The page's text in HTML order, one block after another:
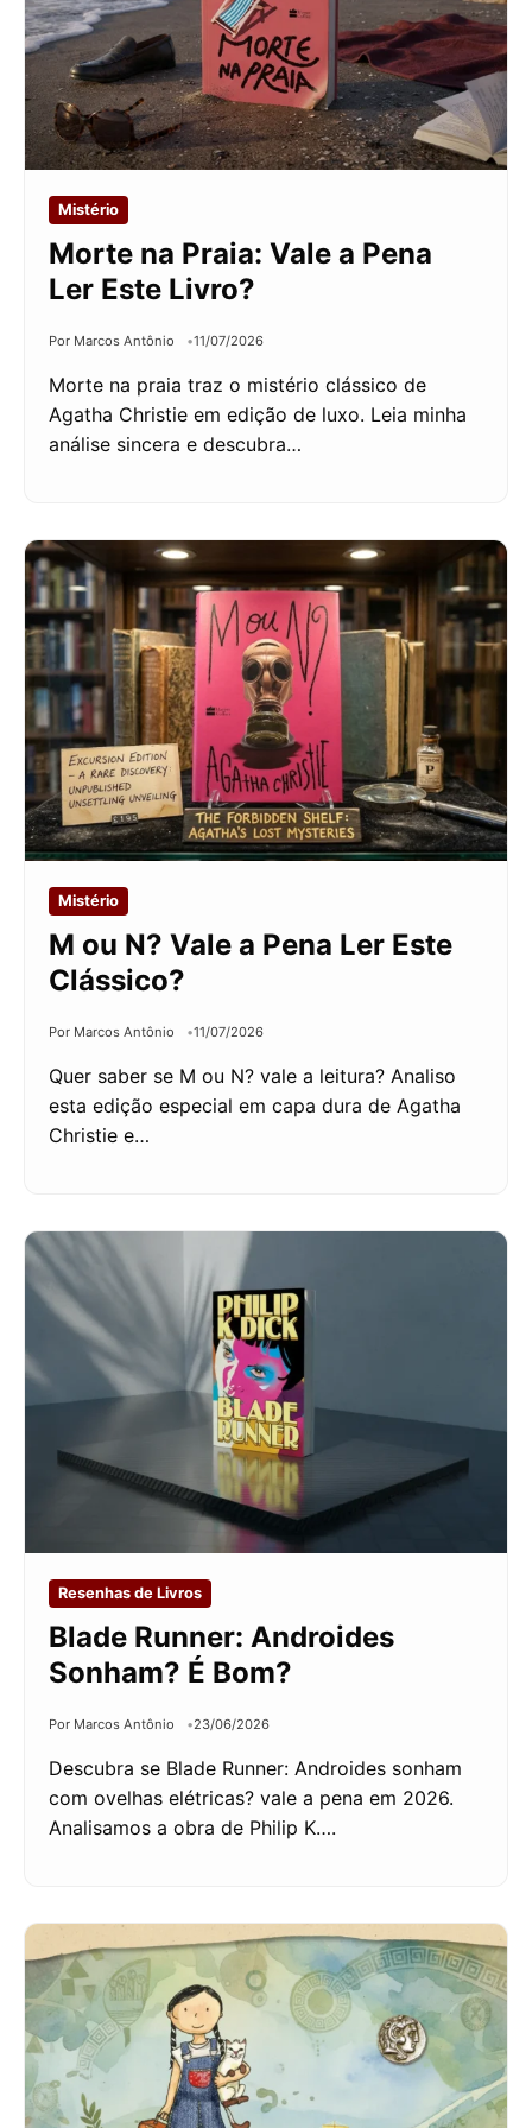
Mistério
Morte na Praia: Vale a Pena
Ler Este Livro?
Por Marcos Antônio 11/07/2026
Morte na praia traz o mistério clássico de
Agatha Christie em edição de luxo. Leia minha
análise sincera e descubra…
Mistério
M ou N? Vale a Pena Ler Este
Clássico?
Por Marcos Antônio 11/07/2026
Quer saber se M ou N? vale a leitura? Analiso
esta edição especial em capa dura de Agatha
Christie e…
Resenhas de Livros
Blade Runner: Androides
Sonham? É Bom?
Por Marcos Antônio 23/06/2026
Descubra se Blade Runner: Androides sonham
com ovelhas elétricas? vale a pena em 2026.
Analisamos a obra de Philip K….